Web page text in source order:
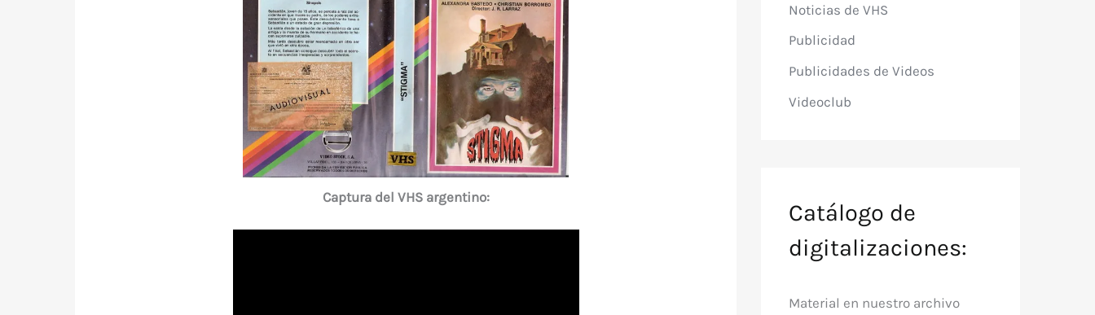
Captura del VHS argentino:
Noticias de VHS
Publicidad
Publicidades de Videos
Videoclub
Catálogo de
digitalizaciones:
Material en nuestro archivo